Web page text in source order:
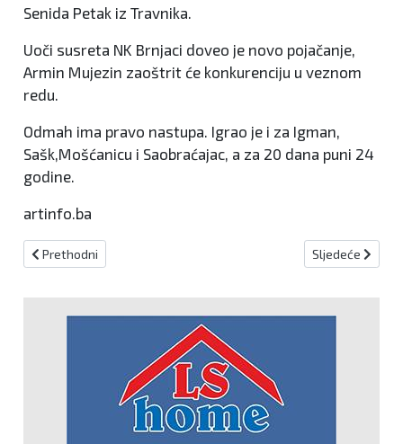
Senida Petak iz Travnika.
Uoči susreta NK Brnjaci doveo je novo pojačanje,
Armin Mujezin zaoštrit će konkurenciju u veznom
redu.
Odmah ima pravo nastupa. Igrao je i za Igman,
Sašk,Mošćanicu i Saobraćajac, a za 20 dana puni 24
godine.
artinfo.ba
Prethodni članak: Džumhur u polufinalu ATP Challengera u
Prethodni Sljedeći
Sljedeće